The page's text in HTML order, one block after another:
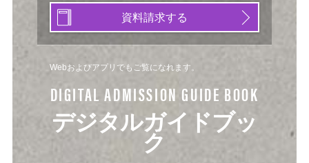
資料請求する
Webおよびアプリでもご覧になれます。
DIGITAL ADMISSION GUIDE BOOK
デジタルガイドブッ
ク